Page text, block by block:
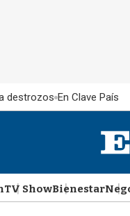
destrozos En Clave País
TV ShowBienestar